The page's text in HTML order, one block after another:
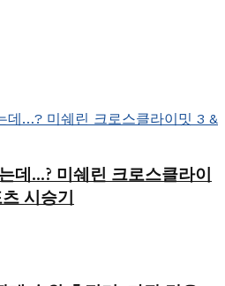
데…? 미쉐린 크로스클라이
시승기